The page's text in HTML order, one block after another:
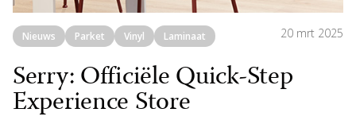
Nieuws Parket Vinyl Laminaat 20 mrt 2025
Serry: Officiële Quick-Step
Experience Store